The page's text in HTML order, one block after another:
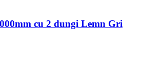
cu 2 dungi Lemn Gri